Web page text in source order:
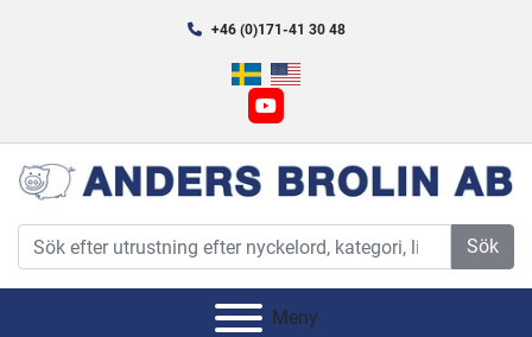
+46 (0)171-41 30 48
youtube
Sök
Meny